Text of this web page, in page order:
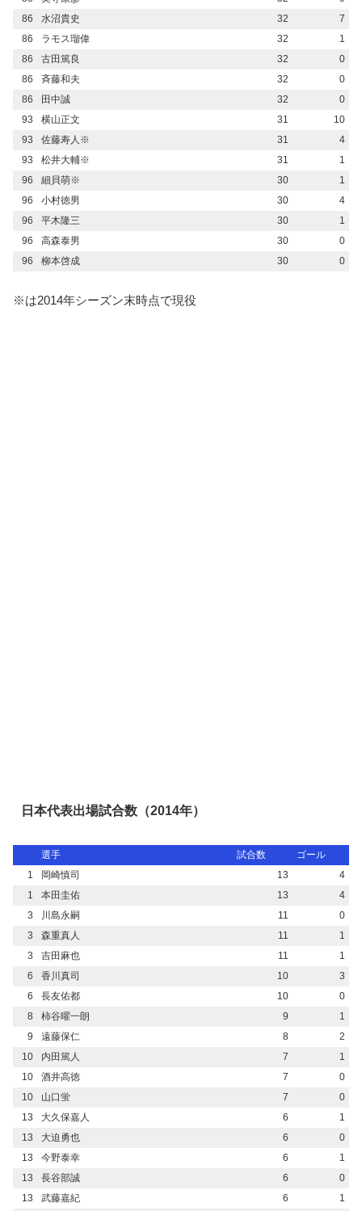
86
水沼貴史 32
7
86
ラモス瑠偉 32
1
86
古田篤良 32
0
86
斉藤和夫 32
0
86
田中誠 32
0
93
横山正文 31
10
93
佐藤寿人※ 31
4
93
松井大輔※ 31
1
96
細貝萌※ 30
1
96
小村徳男 30
4
96
平木隆三 30
1
96
高森泰男 30
0
96
柳本啓成 30 0
※は2014年シーズン末時点で現役
日本代表出場試合数（2014年）
選手 試合数
ゴール
1
岡崎慎司 13
4
1
本田圭佑 13
4
3
川島永嗣 11
0
3
森重真人 11
1
3
吉田麻也 11
1
6
香川真司 10
3
6
長友佑都 10
0
8
柿谷曜一朗 9
1
9
遠藤保仁 8
2
10
内田篤人 7
1
10
酒井高徳 7
0
10
山口蛍 7
0
13
大久保嘉人 6
1
13
大迫勇也 6
0
13
今野泰幸 6
1
13
長谷部誠 6
0
13
武藤嘉紀 6
1